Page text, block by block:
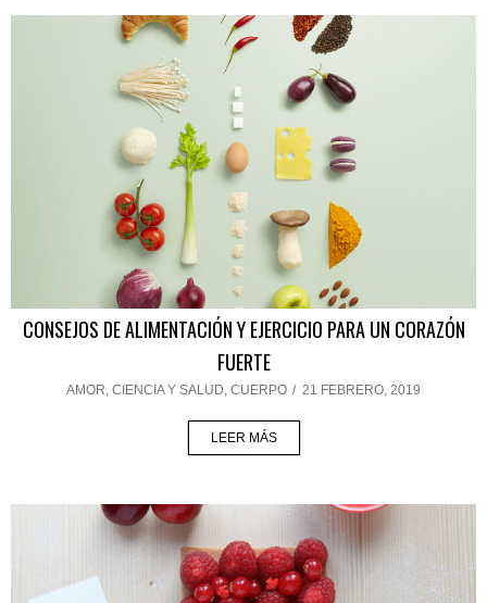
CONSEJOS DE ALIMENTACIÓN Y EJERCICIO PARA UN CORAZÓN
FUERTE
AMOR, CIENCIA Y SALUD, CUERPO / 21 FEBRERO, 2019
LEER MÁS